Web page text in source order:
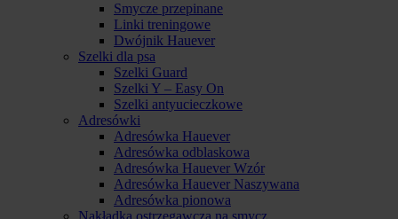
Smycze przepinane
Linki treningowe
Dwójnik Hauever
Szelki dla psa
Szelki Guard
Szelki Y – Easy On
Szelki antyucieczkowe
Adresówki
Adresówka Hauever
Adresówka odblaskowa
Adresówka Hauever Wzór
Adresówka Hauever Naszywana
Adresówka pionowa
Nakładka ostrzegawcza na smycz